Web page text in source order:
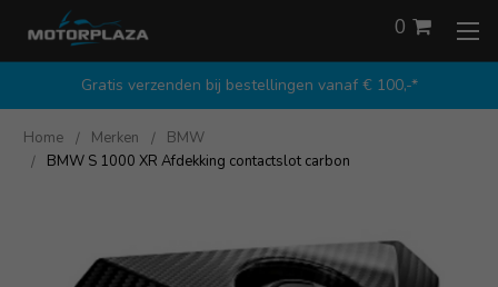
Gratis verzenden bij bestellingen vanaf € 100,-*
0
Home Merken
BMW
BMW S 1000 XR Afdekking contactslot carbon